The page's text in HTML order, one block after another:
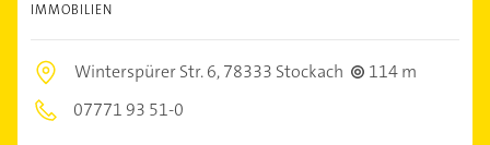
IMMOBILIEN
Winterspürer Str. 6,78333 Stockach
114 m
07771 93 51-0